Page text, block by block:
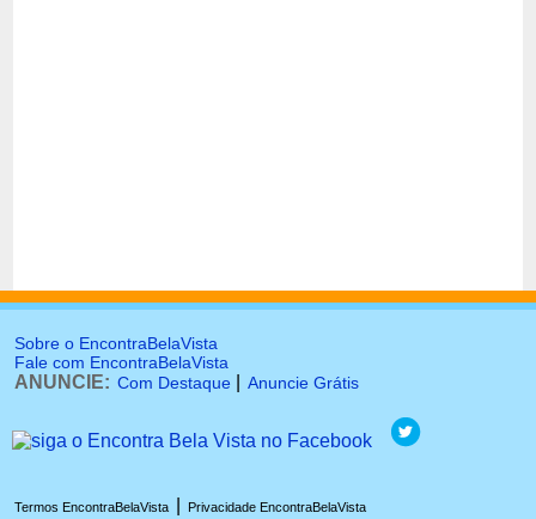
Sobre o EncontraBelaVista
Fale com EncontraBelaVista
ANUNCIE: Com Destaque Anuncie Grátis
Termos EncontraBelaVista Privacidade EncontraBelaVista